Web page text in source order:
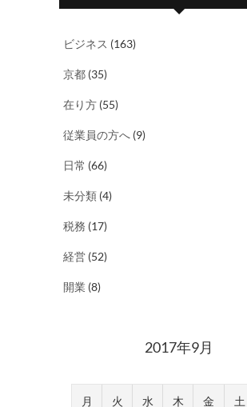
ビジネス (163)
京都 (35)
在り方 (55)
従業員の方へ (9)
日常 (66)
未分類 (4)
税務 (17)
経営 (52)
開業 (8)
2017年9月
月 火 水 木 金 土